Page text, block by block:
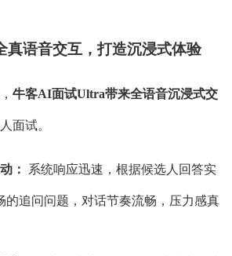
真语音交互，打造沉浸式体验
牛客AI面试Ultra带来全语音沉浸式交
面试。
： 系统响应迅速，根据候选人回答实
的追问问题，对话节奏流畅，压力感真